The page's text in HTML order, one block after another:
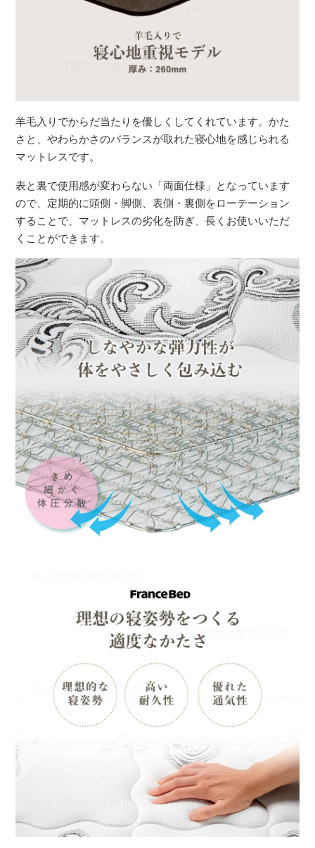
羊毛入りでからだ当たりを優しくしてくれています。かた
さと、やわらかさのバランスが取れた寝心地を感じられる
マットレスです。
表と裏で使用感が変わらない「両面仕様」となっています
ので、定期的に頭側・脚側、表側・裏側をローテーション
することで、マットレスの劣化を防ぎ、長くお使いいただ
くことができます。